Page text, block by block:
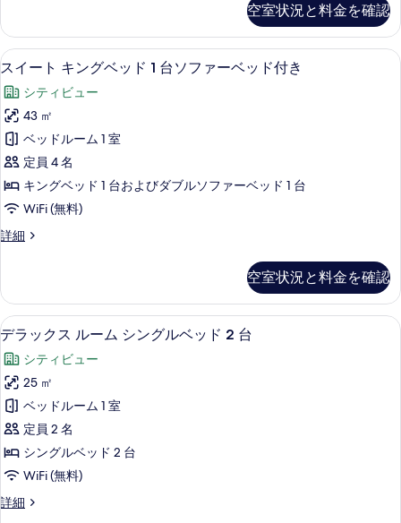
て
の
写
真
を
表
示
す
る
詳
細
ッ
ド
ル
ー
ム
の
す
べ
て
の
を
表
示
す
る
ス
イ
ー
2
ベ
ッ
ド
ル
ー
ム
の
細
空室状況と料金を確認
ス
イ
ー
ト
キ
ン
グ
ベ
ッ
1
台
ソ
フ
ァ
ー
ベ
ッ
ド
付
スイート キングベッド 1 台ソファー
12
スイート キングベッド 1 台ソファーベッド付き
シティビュー
43 ㎡
ベッドルーム 1 室
定員 4 名
キングベッド 1 台およびダブルソファーベッド 1 台
WiFi (無料)
詳細
ス
キ
ン
グ
ッ
ド
台
ソ
フ
ァ
ー
ッ
空室状況と料金を確認
デ
ラ
ッ
ク
ス
ル
ー
ム
シ
デラックス ルーム シングルベッド 2
6
デラックス ルーム シングルベッド 2 台
シティビュー
25 ㎡
ベッドルーム 1 室
定員 2 名
シングルベッド 2 台
WiFi (無料)
詳細
デ